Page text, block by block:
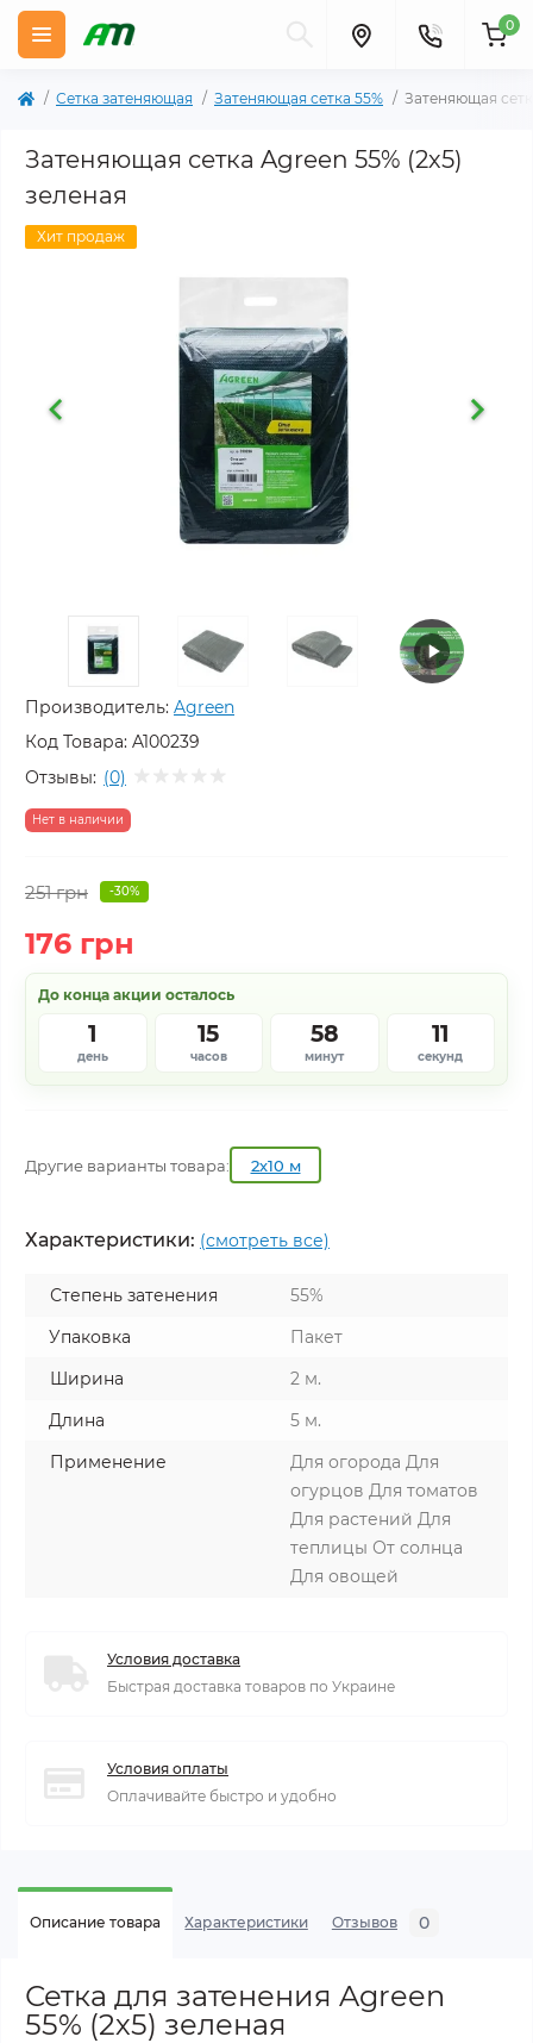
0
Сетка затеняющая Затеняющая сетка 55% Затеняющая
Затеняющая сетка Agreen 55% (2х5)
зеленая
Хит продаж
Производитель: Agreen
Код Товара: A100239
Отзывы: (0)
Нет в наличии
251 грн -30%
176 грн
До конца акции осталось
1
день
15
часов
58
минут
10
секунд
Другие варианты товара: 2х10 м
Характеристики: (смотреть все)
Степень затенения
55%
Упаковка
Пакет
Ширина
2 м.
Длина
5 м.
Применение
Для огорода Для
огурцов Для томатов
Для растений Для
теплицы От солнца
Для овощей
Условия доставка
Быстрая доставка товаров по Украине
Условия оплаты
Оплачивайте быстро и удобно
Описание товара Характеристики Отзывов 0
Сетка для затенения Agreen
55% (2х5) зеленая